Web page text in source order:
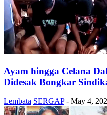
Ayam hingga Celana
Didesak Bongkar
Lembata SERGAP - May 4,